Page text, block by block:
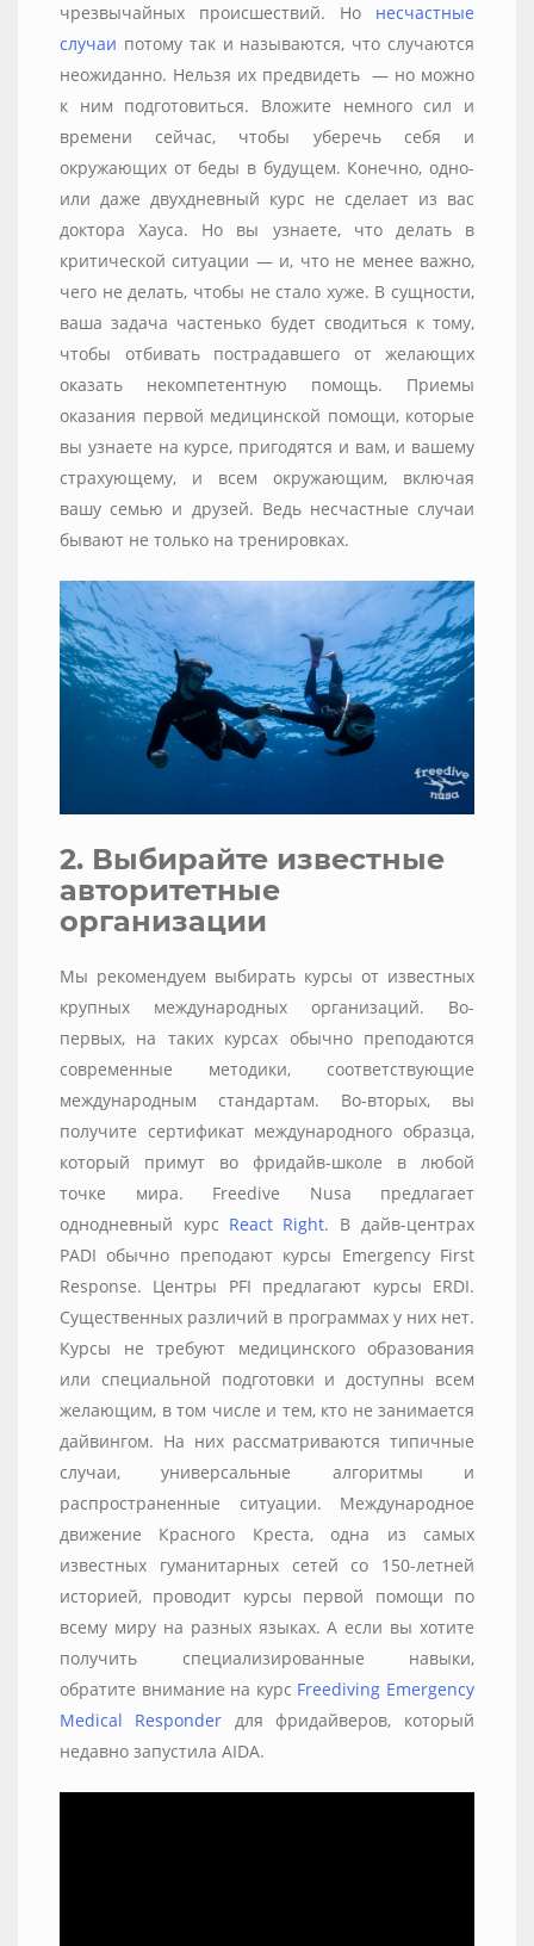
чрезвычайных происшествий. Но несчастные
случаи потому так и называются, что случаются
неожиданно. Нельзя их предвидеть — но можно
к ним подготовиться. Вложите немного сил и
времени сейчас, чтобы уберечь себя и
окружающих от беды в будущем. Конечно, одно-
или даже двухдневный курс не сделает из вас
доктора Хауса. Но вы узнаете, что делать в
критической ситуации — и, что не менее важно,
чего не делать, чтобы не стало хуже. В сущности,
ваша задача частенько будет сводиться к тому,
чтобы отбивать пострадавшего от желающих
оказать некомпетентную помощь. Приемы
оказания первой медицинской помощи, которые
вы узнаете на курсе, пригодятся и вам, и вашему
страхующему, и всем окружающим, включая
вашу семью и друзей. Ведь несчастные случаи
бывают не только на тренировках.
2. Выбирайте известные
авторитетные
организации
Мы рекомендуем выбирать курсы от известных
крупных международных организаций. Во-
первых, на таких курсах обычно преподаются
современные методики, соответствующие
международным стандартам. Во-вторых, вы
получите сертификат международного образца,
который примут во фридайв-школе в любой
точке мира. Freedive Nusa предлагает
однодневный курс React Right. В дайв-центрах
PADI обычно преподают курсы Emergency First
Response. Центры PFI предлагают курсы ERDI.
Существенных различий в программах у них нет.
Курсы не требуют медицинского образования
или специальной подготовки и доступны всем
желающим, в том числе и тем, кто не занимается
дайвингом. На них рассматриваются типичные
случаи, универсальные алгоритмы и
распространенные ситуации. Международное
движение Красного Креста, одна из самых
известных гуманитарных сетей со 150-летней
историей, проводит курсы первой помощи по
всему миру на разных языках. А если вы хотите
получить специализированные навыки,
обратите внимание на курс Freediving Emergency
Medical Responder для фридайверов, который
недавно запустила AIDA.